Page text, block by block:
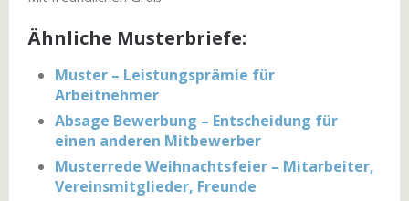
Ähnliche Musterbriefe:
Muster – Leistungsprämie für
Arbeitnehmer
Absage Bewerbung – Entscheidung für
einen anderen Mitbewerber
Musterrede Weihnachtsfeier – Mitarbeiter,
Vereinsmitglieder, Freunde